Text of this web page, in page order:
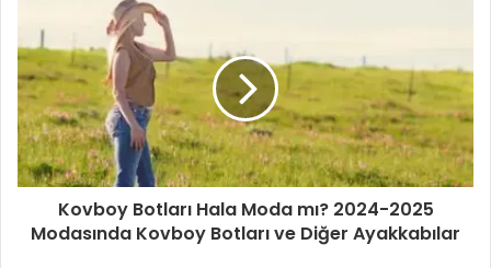
n
i
z
Kovboy Botları Hala Moda mı? 2024-2025
Modasında Kovboy Botları ve Diğer Ayakkabılar